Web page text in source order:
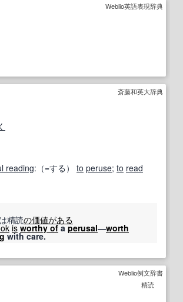
Weblio英語表現辞典
斎藤和英大辞典
reading:（=する） to peruse; to read
は精読の価値がある
is worthy ofaperusal―worth
with care.
Weblio例文辞書
精読